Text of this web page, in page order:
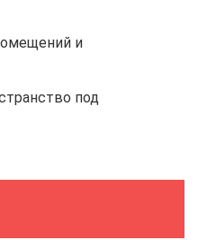
и
под